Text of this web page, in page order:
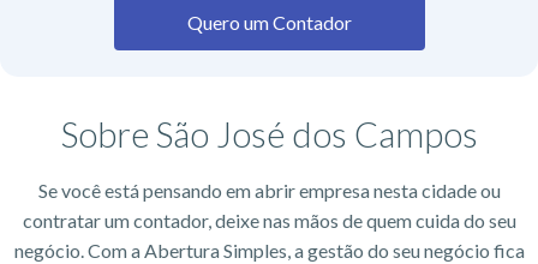
Quero um Contador
Sobre São José dos Campos
Se você está pensando em abrir empresa nesta cidade ou
contratar um contador, deixe nas mãos de quem cuida do seu
negócio. Com a Abertura Simples, a gestão do seu negócio fica